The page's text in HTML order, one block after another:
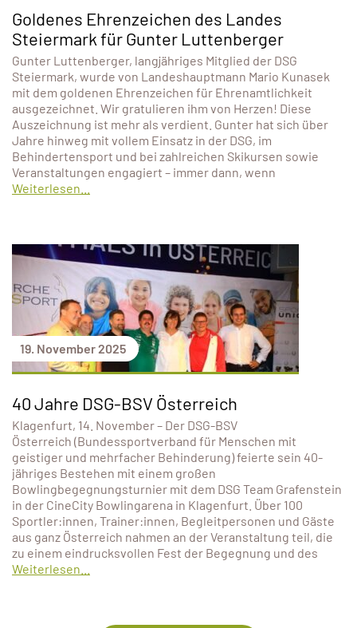
Goldenes Ehrenzeichen des Landes
Steiermark für Gunter Luttenberger
Gunter Luttenberger, langjähriges Mitglied der DSG
Steiermark, wurde von Landeshauptmann Mario Kunasek
mit dem goldenen Ehrenzeichen für Ehrenamtlichkeit
ausgezeichnet. Wir gratulieren ihm von Herzen! Diese
Auszeichnung ist mehr als verdient. Gunter hat sich über
Jahre hinweg mit vollem Einsatz in der DSG, im
Behindertensport und bei zahlreichen Skikursen sowie
Veranstaltungen engagiert – immer dann, wenn
Weiterlesen...
19. November 2025
40 Jahre DSG-BSV Österreich
Klagenfurt, 14. November – Der DSG-BSV
Österreich (Bundessportverband für Menschen mit
geistiger und mehrfacher Behinderung) feierte sein 40-
jähriges Bestehen mit einem großen
Bowlingbegegnungsturnier mit dem DSG Team Grafenstein
in der CineCity Bowlingarena in Klagenfurt. Über 100
Sportler:innen, Trainer:innen, Begleitpersonen und Gäste
aus ganz Österreich nahmen an der Veranstaltung teil, die
zu einem eindrucksvollen Fest der Begegnung und des
Weiterlesen...